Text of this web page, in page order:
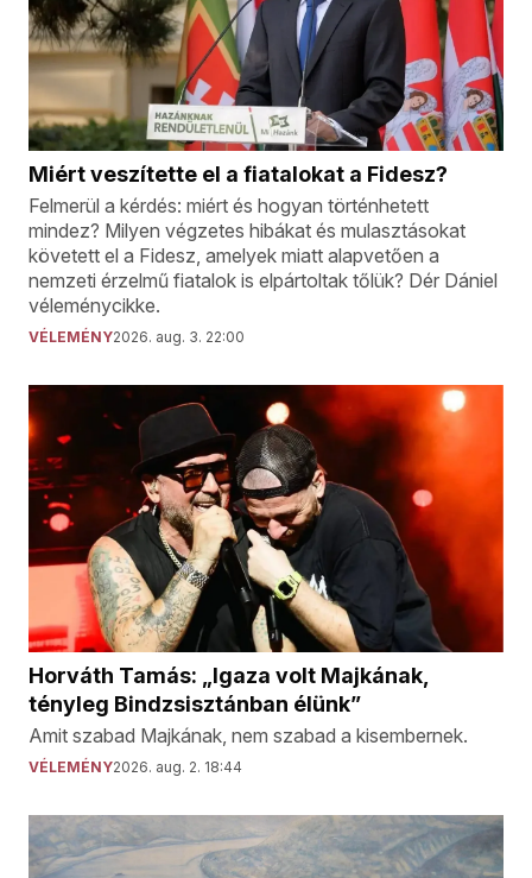
Miért veszítette el a fiatalokat a Fidesz?
Felmerül a kérdés: miért és hogyan történhetett
mindez? Milyen végzetes hibákat és mulasztásokat
követett el a Fidesz, amelyek miatt alapvetően a
nemzeti érzelmű fiatalok is elpártoltak tőlük? Dér Dániel
véleménycikke.
VÉLEMÉNY2026. aug. 3. 22:00
Horváth Tamás: „Igaza volt Majkának,
tényleg Bindzsisztánban élünk”
Amit szabad Majkának, nem szabad a kisembernek.
VÉLEMÉNY2026. aug. 2. 18:44